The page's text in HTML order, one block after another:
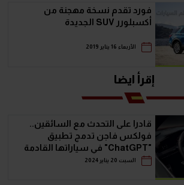
فورد تقدم نسخة مهجنة من
أكسبلورر SUV الجديدة
الأربعاء 16 يناير 2019
إقرأ ايضا
قادرا على التحدث مع السائقين..
فولكس فاجن تدمج تطبيق
"ChatGPT" في سياراتها القادمة
السبت 20 يناير 2024